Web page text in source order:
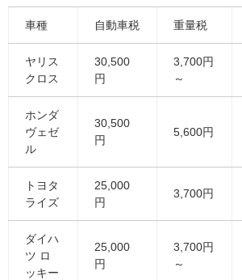
車種 自動車税 重量税
ヤリス
クロス
30,500
円
3,700円
～
ホンダ
ヴェゼ
ル
30,500
円
5,600円
トヨタ
ライズ
25,000
円
3,700円
ダイハ
ツ ロ
ッキー
25,000
円
3,700円
～